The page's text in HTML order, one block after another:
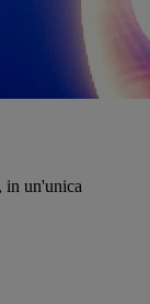
in un'unica